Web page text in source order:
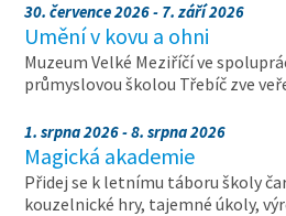
30. července 2026 - 7. září 2026
Umění v kovu a ohni
Muzeum Velké Meziříčí ve
průmyslovou školou Třebíč zve
1. srpna 2026 - 8. srpna 2026
Magická akademie
Přidej se k letnímu táboru školy
kouzelnické hry, tajemné úkoly,